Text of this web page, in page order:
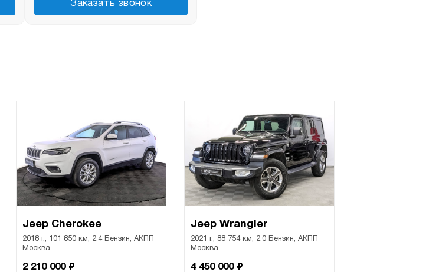
Заказать звонок
Jeep Cherokee
2018 г., 101 850 км, 2.4 Бензин, АКПП
Москва
2 210 000 ₽
Jeep Wrangler
2021 г., 88 754 км, 2.0 Бензин, АКПП
Москва
4 450 000 ₽